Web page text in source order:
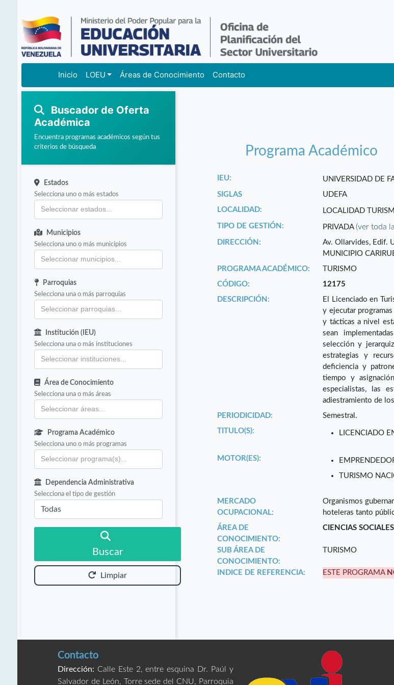
Inicio LOEU Áreas de Conocimiento Contacto
Buscador de Oferta
Académica
Encuentra programas académicos según tus
criterios de búsqueda
Estados
Selecciona uno o más estados
Municipios
Selecciona uno o más municipios
Parroquias
Selecciona una o más parroquias
Institución (IEU)
Selecciona una o más instituciones
Área de Conocimiento
Selecciona una o más áreas
Programa Académico
Selecciona uno o más programas
Dependencia Administrativa
Selecciona el tipo de gestión
Buscar
Limpiar
Programa Académico
IEU: UNIVERSIDAD DE
SIGLAS
UDEFA
LOCALIDAD:
LOCALIDAD
TIPO DE GESTIÓN: PRIVADA(ver toda
DIRECCIÓN:
Av. Ollarvides, Edif.
MUNICIPIO
PROGRAMA ACADÉMICO:
TURISMO
CÓDIGO:
12175
DESCRIPCIÓN:
El Licenciado en
y ejecutar
y tácticas a nivel
sean
selección y
estrategias y
deficiencia y
tiempo y
especialistas, las
adiestramiento de
PERIODICIDAD:
Semestral.
TITULO(S):
LICENCIADO
MOTOR(ES):
TURISMO
MERCADO
OCUPACIONAL:
Organismos
hoteleras tanto
ÁREA DE
CONOCIMIENTO:
CIENCIAS SOCIALES
SUB ÁREA DE
CONOCIMIENTO:
TURISMO
INDICE DE REFERENCIA: ESTE PROGRAMA
Contacto
Dirección: Calle Este 2, entre esquina Dr. Paúl y
Salvador de León, Torre sede del CNU, Parroquia